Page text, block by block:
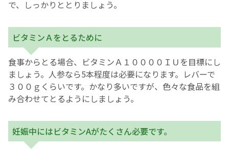
で、しっかりととりましょう。
ビタミンＡをとるために
食事からとる場合、ビタミンＡ１００００ＩＵを目標にし
ましょう。人参なら5本程度は必要になります。レバーで
３００ｇくらいです。かなり多いですが、色々な食品を組
み合わせてとるようにしましょう。
妊娠中にはビタミンAがたくさん必要です。